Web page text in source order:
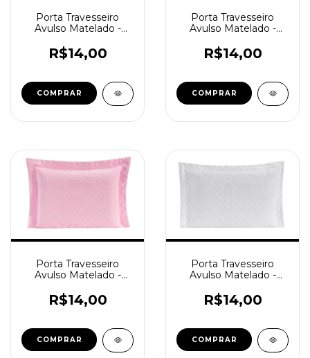
Porta Travesseiro
Avulso Matelado -
R$14,00
Porta Travesseiro
Avulso Matelado -
R$14,00
Porta Travesseiro
Avulso Matelado -
R$14,00
Porta Travesseiro
Avulso Matelado -
R$14,00